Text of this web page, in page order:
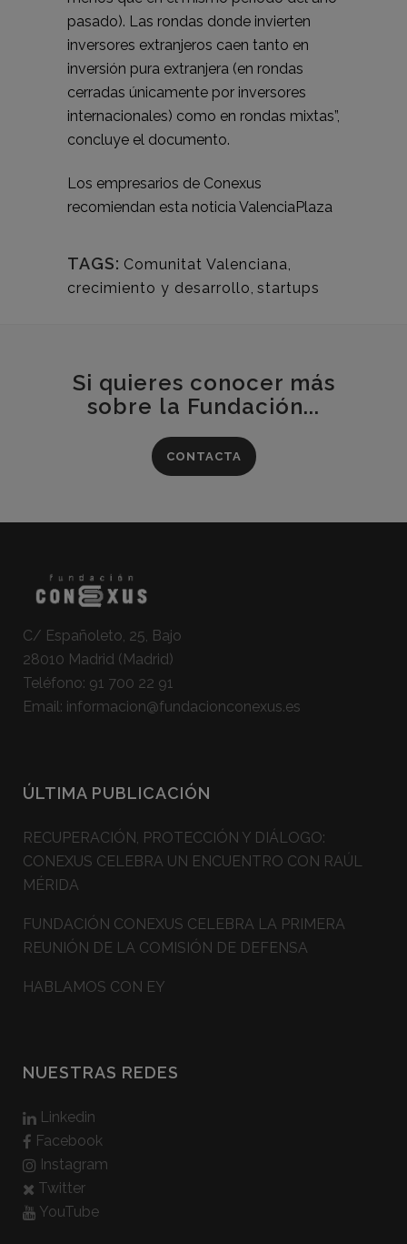
pasado). Las rondas donde invierten
inversores extranjeros caen tanto en
inversión pura extranjera (en rondas
cerradas únicamente por inversores
internacionales) como en rondas mixtas”,
concluye el documento.
Los empresarios de Conexus
recomiendan esta noticiaValenciaPlaza
TAGS: Comunitat Valenciana,
crecimiento y desarrollo, startups
Si quieres conocer más
sobre la Fundación...
CONTACTA
C/ Españoleto, 25, Bajo
28010 Madrid (Madrid)
Teléfono: 91 700 22 91
Email: informacion@fundacionconexus.es
ÚLTIMA PUBLICACIÓN
RECUPERACIÓN, PROTECCIÓN Y DIÁLOGO:
CONEXUS CELEBRA UN ENCUENTRO CON RAÚL
MÉRIDA
FUNDACIÓN CONEXUS CELEBRA LA PRIMERA
REUNIÓN DE LA COMISIÓN DE DEFENSA
HABLAMOS CON EY
NUESTRAS REDES
Linkedin
Facebook
Instagram
Twitter
YouTube